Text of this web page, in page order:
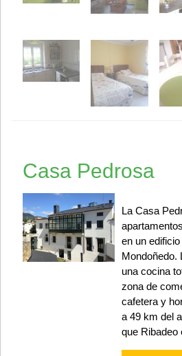
Casa Pedrosa
La Casa
en un
Mondoñedo.
una cocina
zona de
cafetera y
a 49 km del
que Ribadeo